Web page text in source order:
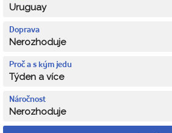
Uruguay
Doprava
Nerozhoduje
Proč a s kým jedu
Týden a více
Náročnost
Nerozhoduje